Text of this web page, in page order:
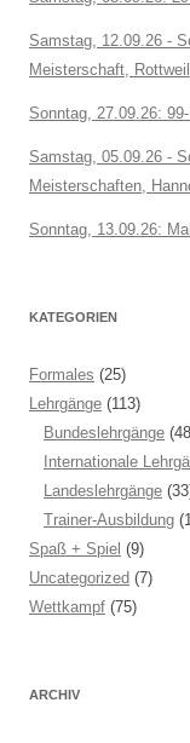
Samstag, 12.09.26 -
Meisterschaft, Rottweil
Sonntag, 27.09.26:
Samstag, 05.09.26 -
Meisterschaften,
Sonntag, 13.09.26:
KATEGORIEN
Formales (25)
Lehrgänge (113)
Bundeslehrgänge
Internationale
Landeslehrgänge
Trainer-Ausbildung
Spaß + Spiel (9)
Uncategorized (7)
Wettkampf (75)
ARCHIV